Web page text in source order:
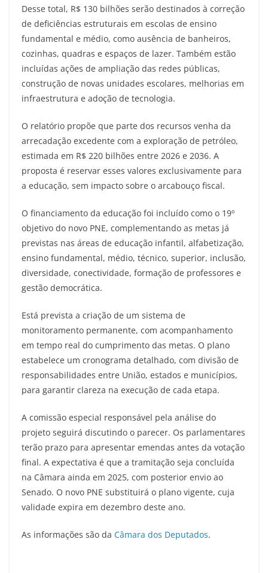
Desse total, R$ 130 bilhões serão destinados à correção
de deficiências estruturais em escolas de ensino
fundamental e médio, como ausência de banheiros,
cozinhas, quadras e espaços de lazer. Também estão
incluídas ações de ampliação das redes públicas,
construção de novas unidades escolares, melhorias em
infraestrutura e adoção de tecnologia.
O relatório propõe que parte dos recursos venha da
arrecadação excedente com a exploração de petróleo,
estimada em R$ 220 bilhões entre 2026 e 2036. A
proposta é reservar esses valores exclusivamente para
a educação, sem impacto sobre o arcabouço fiscal.
O financiamento da educação foi incluído como o 19º
objetivo do novo PNE, complementando as metas já
previstas nas áreas de educação infantil, alfabetização,
ensino fundamental, médio, técnico, superior, inclusão,
diversidade, conectividade, formação de professores e
gestão democrática.
Está prevista a criação de um sistema de
monitoramento permanente, com acompanhamento
em tempo real do cumprimento das metas. O plano
estabelece um cronograma detalhado, com divisão de
responsabilidades entre União, estados e municípios,
para garantir clareza na execução de cada etapa.
A comissão especial responsável pela análise do
projeto seguirá discutindo o parecer. Os parlamentares
terão prazo para apresentar emendas antes da votação
final. A expectativa é que a tramitação seja concluída
na Câmara ainda em 2025, com posterior envio ao
Senado. O novo PNE substituirá o plano vigente, cuja
validade expira em dezembro deste ano.
As informações são da Câmara dos Deputados.